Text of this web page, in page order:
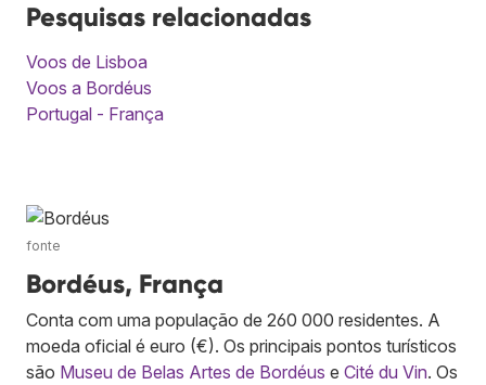
Pesquisas relacionadas
Voos de Lisboa
Voos a Bordéus
Portugal - França
fonte
Bordéus, França
Conta com uma população de 260 000 residentes. A
moeda oficial é euro (€). Os principais pontos turísticos
são Museu de Belas Artes de Bordéus e Cité du Vin. Os